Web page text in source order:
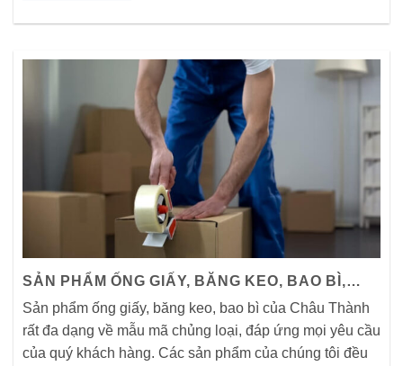
SẢN PHẨM ỐNG GIẤY, BĂNG KEO, BAO BÌ,…
Sản phẩm ống giấy, băng keo, bao bì của Châu Thành
rất đa dạng về mẫu mã chủng loại, đáp ứng mọi yêu cầu
của quý khách hàng. Các sản phẩm của chúng tôi đều